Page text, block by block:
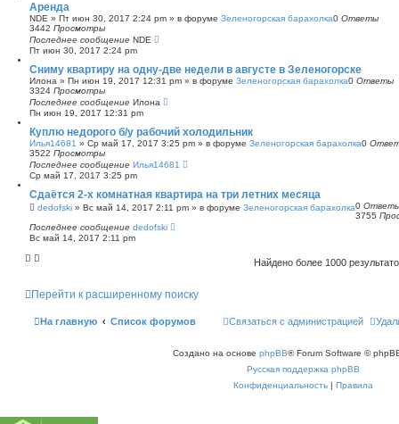
Аренда
NDE » Пт июн 30, 2017 2:24 pm » в форуме Зеленогорская барахолка0 Ответы
3442 Просмотры
Последнее сообщение NDE
Пт июн 30, 2017 2:24 pm
Сниму квартиру на одну-две недели в августе в Зеленогорске
Илона » Пн июн 19, 2017 12:31 pm » в форуме Зеленогорская барахолка0 Ответы
3324 Просмотры
Последнее сообщение Илона
Пн июн 19, 2017 12:31 pm
Куплю недорого б/у рабочий холодильник
Илья14681 » Ср май 17, 2017 3:25 pm » в форуме Зеленогорская барахолка0
3522 Просмотры
Последнее сообщение Илья14681
Ср май 17, 2017 3:25 pm
Сдаётся 2-х комнатная квартира на три летних месяца
dedofski » Вс май 14, 2017 2:11 pm » в форуме Зеленогорская барахолка0
3755
Последнее сообщение dedofski
Вс май 14, 2017 2:11 pm
Найдено более 1000
Перейти к расширенному поиску
На главную Список форумов Связаться с администрацией
Создано на основе phpBB® Forum Software ©
Русская поддержка phpBB
Конфиденциальность | Правила